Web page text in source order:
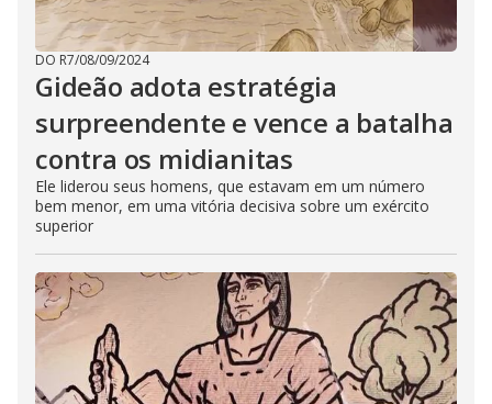
DO R7/08/09/2024
Gideão adota estratégia
surpreendente e vence a batalha
contra os midianitas
Ele liderou seus homens, que estavam em um número
bem menor, em uma vitória decisiva sobre um exército
superior